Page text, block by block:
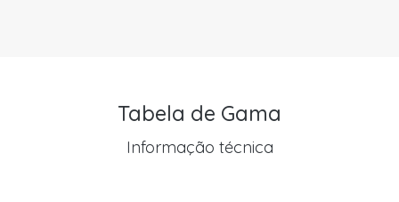
Tabela de Gama
Informação técnica